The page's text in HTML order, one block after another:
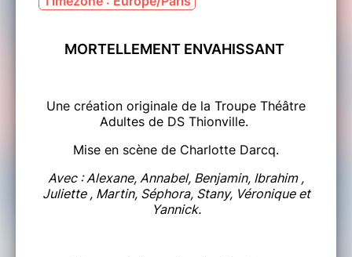
MORTELLEMENT ENVAHISSANT
Une création originale de la Troupe Théâtre
Adultes de DS Thionville.
Mise en scène de Charlotte Darcq.
Avec : Alexane, Annabel, Benjamin, Ibrahim ,
Juliette , Martin, Séphora, Stany, Véronique et
Yannick.